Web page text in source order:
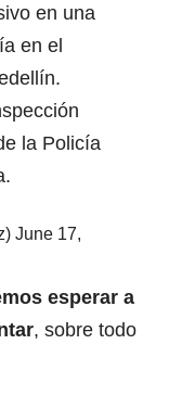
en una
en el
la Policía
June 17,
esperar a
, sobre todo